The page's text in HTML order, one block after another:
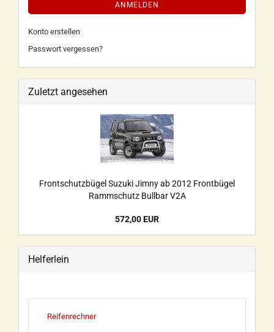
ANMELDEN
Konto erstellen
Passwort vergessen?
Zuletzt angesehen
Frontschutzbügel Suzuki Jimny ab 2012 Frontbügel
Rammschutz Bullbar V2A
572,00 EUR
Helferlein
Reifenrechner